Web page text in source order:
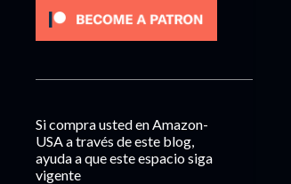
Si compra usted en Amazon-
USA a través de este blog,
ayuda a que este espacio siga
vigente